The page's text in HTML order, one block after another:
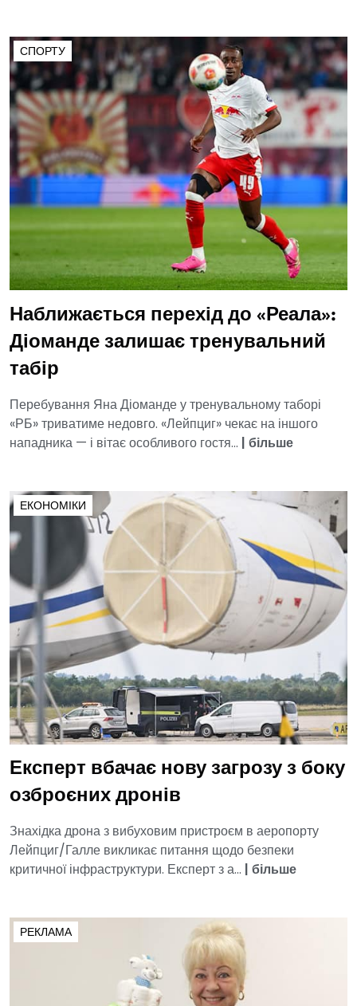
СПОРТУ
Наближається перехід до «Реала»:
Діоманде залишає тренувальний
табір
Перебування Яна Діоманде у тренувальному таборі
«РБ» триватиме недовго. «Лейпциг» чекає на іншого
нападника — і вітає особливого гостя... | більше
ЕКОНОМІКИ
Експерт вбачає нову загрозу з боку
озброєних дронів
Знахідка дрона з вибуховим пристроєм в аеропорту
Лейпциг/Галле викликає питання щодо безпеки
критичної інфраструктури. Експерт з а... | більше
РЕКЛАМА